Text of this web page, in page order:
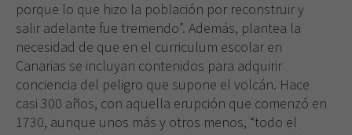
porque lo que hizo la población por reconstruir y
salir adelante fue tremendo”. Además, plantea la
necesidad de que en el curriculum escolar en
Canarias se incluyan contenidos para adquirir
conciencia del peligro que supone el volcán. Hace
casi 300 años, con aquella erupción que comenzó en
1730, aunque unos más y otros menos, “todo el
Experiencia
Para que
nuestra web
funcione lo
mejor posible